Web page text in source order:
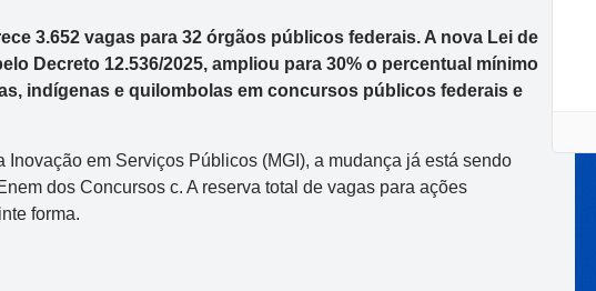
3.652 vagas para 32 órgãos públicos federais. A nova Lei de
Decreto 12.536/2025, ampliou para 30% o percentual mínimo
indígenas e quilombolas em concursos públicos federais e
Inovação em Serviços Públicos (MGI), a mudança já está sendo
dos Concursos c. A reserva total de vagas para ações
forma.